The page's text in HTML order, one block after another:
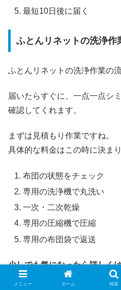
最短10日後に届く
ふとんリネットの洗浄作
ふとんリネットの洗浄作業の
届いたらすぐに、一点一点シ
確認してくれます。
まずは見積もり作業ですね。
具体的な料金はこの時に決まり
布団の状態をチェック
専用の洗浄機で丸洗い
一次・二次乾燥
専用の圧縮機で圧縮
専用の布団袋で返送
少しでも気になったら詳しく
ください。
メニュー ホーム 検索